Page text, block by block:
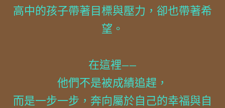
高中的孩子帶著目標與壓力，卻也帶著希
望。
在這裡——
他們不是被成績追趕，
而是一步一步，奔向屬於自己的幸福與自